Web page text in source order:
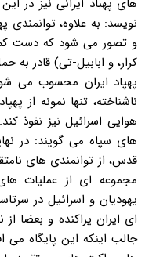
های پهباد ایرانی نیز در
نویسد: به علاوه، توانمندی
کرار، و ابابیل-تی) قادر به
پهپاد ایران محسوب می
ناشناخته، تنها نمونه از
هوایی اسرائیل نیز نفوذ
های سپاه می گویند: در
قدس، از توانمندی های
مجموعه ای از عملیات
یهودیان و اسرائیل در
ای ایران پراکنده و بعضا
جالب اینکه این پایگاه می